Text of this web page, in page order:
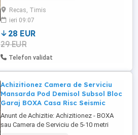
GRAJD DE VITE. BUN PENTRU
RECONVERSIE IN HALA DEPOZITARE SAU
PRODUCTIE. DESCHIDERI MARI INTRE
STALPI (6.00X6.00). SUPRAFATA
CONSTRUITA 2000MP TEREN ...
Recas, Timis
ieri 09:07
28 EUR
29 EUR
Telefon validat
Achizitionez Camera de Serviciu
Mansarda Pod Demisol Subsol Bloc
Garaj BOXA Casa Risc Seismic
Anunt de Achizitie: Achizitionez - BOXA
sau Camera de Serviciu de 5-10 metri